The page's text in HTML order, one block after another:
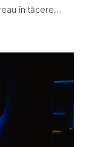
în tăcere,...